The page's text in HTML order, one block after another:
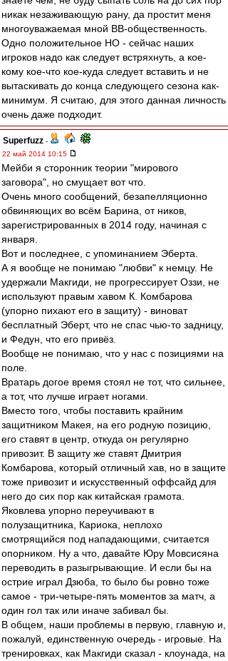
никак незаживающую рану, да простит меня
многоуважаемая мной ВВ-общественность.
Одно положительное НО - сейчас наших
игроков надо как следует встряхнуть, а кое-
кому кое-что кое-куда следует вставить и не
вытаскивать до конца следующего сезона как-
минимум. Я считаю, для этого данная личность
очень даже подходит.
Superfuzz -
22 май 2014 10:15
Мейби я сторонник теории "мирового
заговора", но смущает вот что.
Очень много сообщений, безапелляционно
обвиняющих во всём Барина, от ников,
зарегистрированных в 2014 году, начиная с
января.
Вот и последнее, с упоминанием Эберта.
А я вообще не понимаю "любви" к немцу. Не
удержали Макгиди, не прогрессирует Оззи, не
используют правым хавом К. Комбарова
(упорно пихают его в защиту) - виноват
бесплатный Эберт, что не спас чью-то задницу,
и Федун, что его привёз.
Вообще не понимаю, что у нас с позициями на
поле.
Вратарь догое время стоял не тот, что сильнее,
а тот, что лучше играет ногами.
Вместо того, чтобы поставить крайним
защитником Макея, на его родную позицию,
его ставят в центр, откуда он регулярно
привозит. В защиту же ставят Дмитрия
Комбарова, который отличный хав, но в защите
тоже привозит и искусственный оффсайд для
него до сих пор как китайская грамота.
Яковлева упорно переучивают в
полузащитника, Кариока, неплохо
смотрящийся под нападающими, считается
опорником. Ну а что, давайте Юру Мовсисяна
переводить в разыгрывающие. И если бы на
острие играл Дзюба, то было бы ровно тоже
самое - три-четыре-пять моментов за матч, а
один гол так или иначе забивал бы.
В общем, наши проблемы в первую, главную и,
пожалуй, единственную очередь - игровые. На
тренировках, как Макгиди сказал - клоунада, на